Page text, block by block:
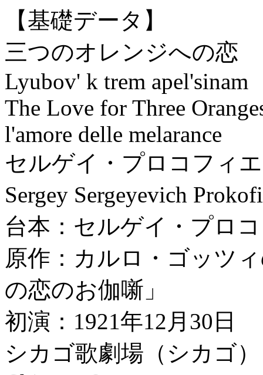
【基礎データ】
三つのオレンジへの恋
Lyubov' k trem apel'sinam
The Love for Three
l'amore delle melarance
セルゲイ・プロコフィ
Sergey Sergeyevich
台本：セルゲイ・プロ
原作：カルロ・ゴッツ
の恋のお伽噺」
初演：1921年12月30日
シカゴ歌劇場（シカゴ）